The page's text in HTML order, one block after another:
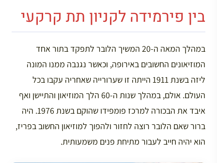
בין פירמידה לקניון תת קרקעי
במהלך המאה ה-20 המשיך הלובר לתפקד בתור אחד
המוזיאונים החשובים באירופה, וכאשר נגנבה ממנו המונה
ליזה בשנת 1911 הייתה זו שערורייה שאחריה עקבו בכל
העולם. אולם, במהלך שנות ה-60 הלך המוזיאון והתיישן ואף
איבד את הבכורה למרכז פומפידו שהוקם בשנת 1976. היה
ברור שאם הלובר רוצה לחזור ולהפוך למוזיאון החשוב בפריז,
הוא יהיה חייב לעבור מתיחת פנים משמעותית.